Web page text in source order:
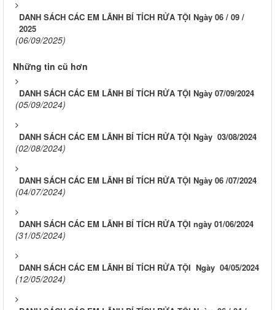
DANH SÁCH CÁC EM LÃNH BÍ TÍCH RỬA TỘI Ngày 06 / 09 /
2025
(06/09/2025)
Những tin cũ hơn
DANH SÁCH CÁC EM LÃNH BÍ TÍCH RỬA TỘI Ngày 07/09/2024
(05/09/2024)
DANH SÁCH CÁC EM LÃNH BÍ TÍCH RỬA TỘI Ngày 03/08/2024
(02/08/2024)
DANH SÁCH CÁC EM LÃNH BÍ TÍCH RỬA TỘI Ngày 06 /07/2024
(04/07/2024)
DANH SÁCH CÁC EM LÃNH BÍ TÍCH RỬA TỘI ngày 01/06/2024
(31/05/2024)
DANH SÁCH CÁC EM LÃNH BÍ TÍCH RỬA TỘI Ngày 04/05/2024
(12/05/2024)